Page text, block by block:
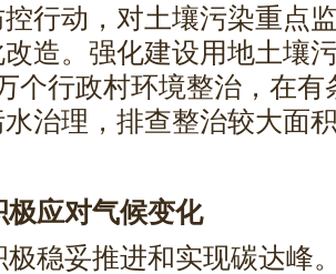
控行动，对土壤污染重点
造。强化建设用地土壤
个行政村环境整治，在
治理，排查整治较大面
极应对气候变化
极稳妥推进和实现碳达峰